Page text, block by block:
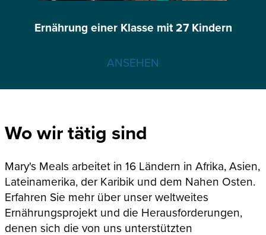
Ernährung einer Klasse mit 27 Kindern
ANSEHEN
Wo wir tätig sind
Mary's Meals arbeitet in 16 Ländern in Afrika, Asien,
Lateinamerika, der Karibik und dem Nahen Osten.
Erfahren Sie mehr über unser weltweites
Ernährungsprojekt und die Herausforderungen,
denen sich die von uns unterstützten